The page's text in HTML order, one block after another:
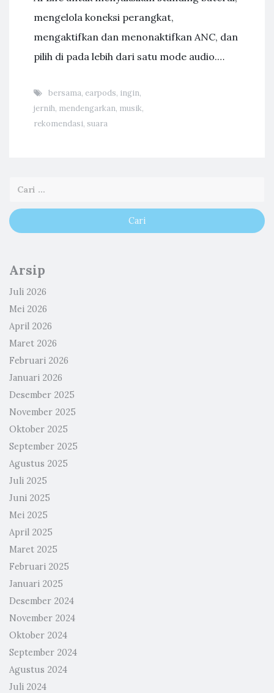
mengelola koneksi perangkat,
mengaktifkan dan menonaktifkan ANC, dan
pilih di pada lebih dari satu mode audio.…
bersama, earpods, ingin,
jernih, mendengarkan, musik,
rekomendasi, suara
Arsip
Juli 2026
Mei 2026
April 2026
Maret 2026
Februari 2026
Januari 2026
Desember 2025
November 2025
Oktober 2025
September 2025
Agustus 2025
Juli 2025
Juni 2025
Mei 2025
April 2025
Maret 2025
Februari 2025
Januari 2025
Desember 2024
November 2024
Oktober 2024
September 2024
Agustus 2024
Juli 2024